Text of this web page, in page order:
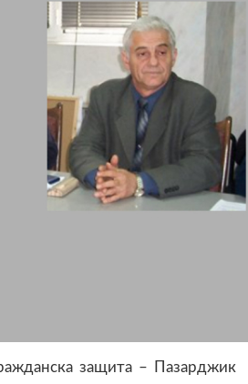
защита –